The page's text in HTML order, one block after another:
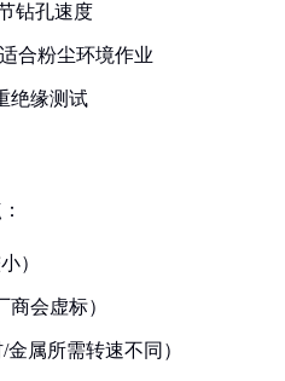
钻孔速度
合粉尘环境作业
绝缘测试
）
会虚标）
属所需转速不同）